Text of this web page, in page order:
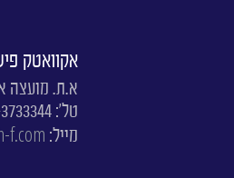
אקוואטק
א.ת. מועצה
טל': 08-3733344
מייל: f.com